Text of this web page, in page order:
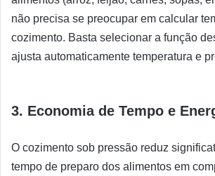
não precisa se preocupar em calcular
cozimento. Basta selecionar a função
ajusta automaticamente temperatura e
3. Economia de Tempo e
O cozimento sob pressão reduz
tempo de preparo dos alimentos em